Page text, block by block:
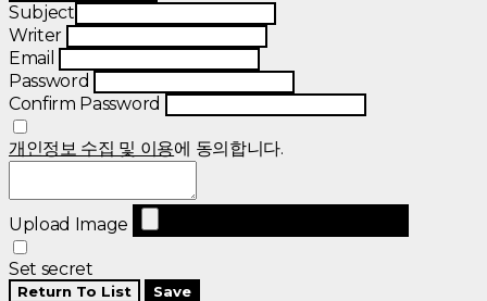
Subject
Writer
Email
Password
Confirm Password
개인정보 수집 및 이용에 동의합니다.
Upload Image
Set secret
Return To List Save